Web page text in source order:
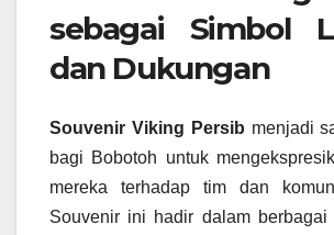
sebagai Simbol
dan Dukungan
Souvenir Viking Persib menjadi
bagi Bobotoh untuk
mereka terhadap tim dan
Souvenir ini hadir dalam berbagai